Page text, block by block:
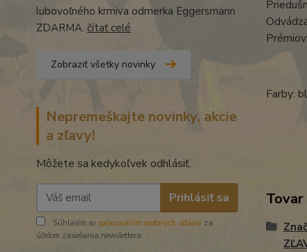
lubovoľného krmiva odmerka Eggersmann
ZDARMA. čítať celé
Zobraziť všetky novinky
Nepremeškajte novinky, akcie
a zľavy!
Môžete sa kedykoľvek odhlásiť.
Prihlásiť sa
Súhlasím so spracovaním osobných údajov za
účelom zasielania newslettera.
Farby: